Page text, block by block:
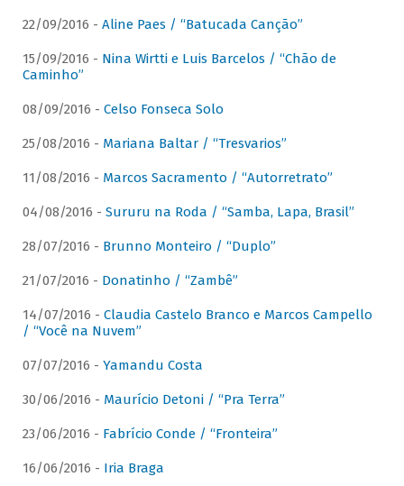
22/09/2016 - Aline Paes / “Batucada Canção”
15/09/2016 - Nina Wirtti e Luis Barcelos / “Chão de
Caminho”
08/09/2016 - Celso Fonseca Solo
25/08/2016 - Mariana Baltar / “Tresvarios”
11/08/2016 - Marcos Sacramento / “Autorretrato”
04/08/2016 - Sururu na Roda / “Samba, Lapa, Brasil”
28/07/2016 - Brunno Monteiro / “Duplo”
21/07/2016 - Donatinho / “Zambê”
14/07/2016 - Claudia Castelo Branco e Marcos Campello
/ “Você na Nuvem”
07/07/2016 - Yamandu Costa
30/06/2016 - Maurício Detoni / “Pra Terra”
23/06/2016 - Fabrício Conde / “Fronteira”
16/06/2016 - Iria Braga